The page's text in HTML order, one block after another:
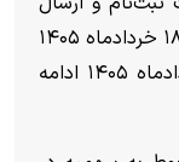
مدارک اینترنتی از ساعت ۱۲ ظهر دوشنبه ۱۸ خردادماه ۱۴۰۵
آغاز و تا ساعت ۱۲ ظهر دوشنبه ۲۵ خردادماه ۱۴۰۵ ادامه